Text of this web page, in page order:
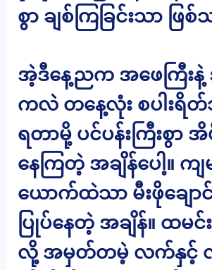
စွာ ချစ်ကြခြင်းသာ ဖြ
အဲ့ဒီနေ့ညက အဖေကြီးနဲ့
ကလဲ တနေ့လုံး စပါးရိတ်
ရတာမို့ ပင်ပန်းကြီးစွာ
နေကြတဲ့ အချိန်ပေါ့။ က
ယောက်ထဲသာ မီးဖိုချော
ပြုပ်နေတဲ့ အချိန်။ ထမင်
လို့ အမှတ်တမဲ့ လက်နှင့်